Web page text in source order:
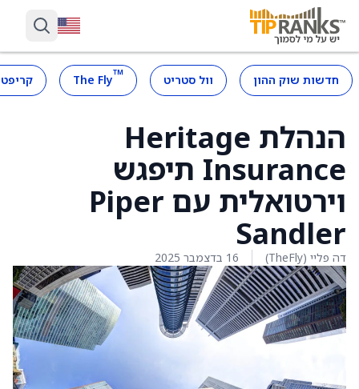
חדשות שוק ההון וול סטריט ™
The Fly
הנהלת Heritage
Insurance תיפגש
וירטואלית עם Piper
Sandler
דה פליי (TheFly) 16 בדצמבר 2025